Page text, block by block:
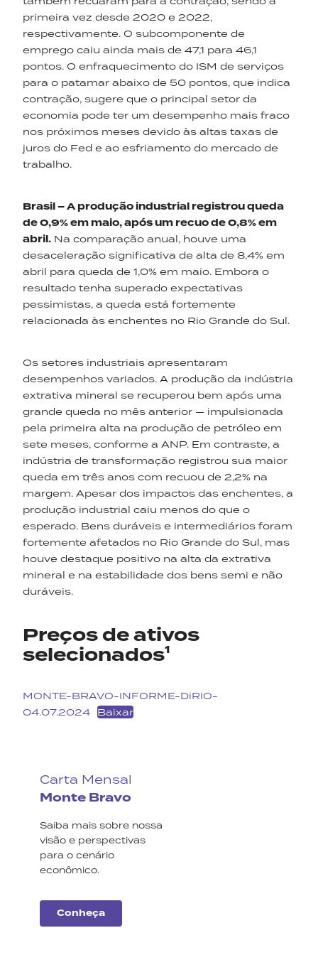
primeira vez desde 2020 e 2022,
respectivamente. O subcomponente de
emprego caiu ainda mais de 47,1 para 46,1
pontos. O enfraquecimento do ISM de serviços
para o patamar abaixo de 50 pontos, que indica
contração, sugere que o principal setor da
economia pode ter um desempenho mais fraco
nos próximos meses devido às altas taxas de
juros do Fed e ao esfriamento do mercado de
trabalho.
Brasil – A produção industrial registrou queda
de 0,9% em maio, após um recuo de 0,8% em
abril. Na comparação anual, houve uma
desaceleração significativa de alta de 8,4% em
abril para queda de 1,0% em maio. Embora o
resultado tenha superado expectativas
pessimistas, a queda está fortemente
relacionada às enchentes no Rio Grande do Sul.
Os setores industriais apresentaram
desempenhos variados. A produção da indústria
extrativa mineral se recuperou bem após uma
grande queda no mês anterior — impulsionada
pela primeira alta na produção de petróleo em
sete meses, conforme a ANP. Em contraste, a
indústria de transformação registrou sua maior
queda em três anos com recuou de 2,2% na
margem. Apesar dos impactos das enchentes, a
produção industrial caiu menos do que o
esperado. Bens duráveis e intermediários foram
fortemente afetados no Rio Grande do Sul, mas
houve destaque positivo na alta da extrativa
mineral e na estabilidade dos bens semi e não
duráveis.
Preços de ativos
selecionados¹
MONTE-BRAVO-INFORME-DiRIO-
04.07.2024
Baixar
Carta Mensal
Monte Bravo
Saiba mais sobre nossa
visão e perspectivas
para o cenário
econômico.
Conheça